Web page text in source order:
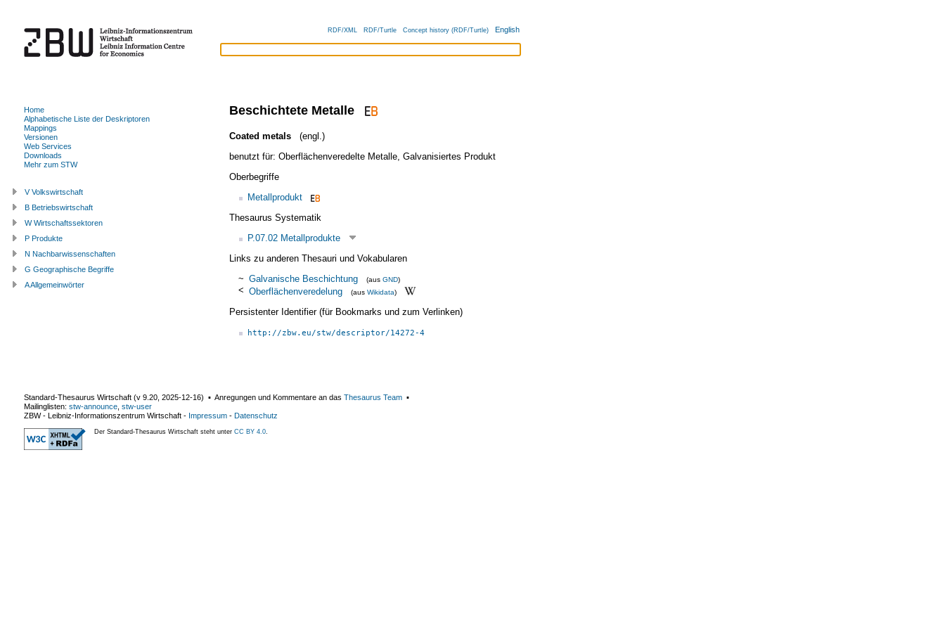
RDF/XML RDF/Turtle Concept history (RDF/Turtle) English
Beschichtete Metalle
Coated metals
(engl.)
benutzt für: Oberflächenveredelte Metalle, Galvanisiertes Produkt
Oberbegriffe
Metallprodukt
Thesaurus Systematik
P.07.02 Metallprodukte
Links zu anderen Thesauri und Vokabularen
~ Galvanische Beschichtung (aus GND)
< Oberflächenveredelung (aus Wikidata)
Persistenter Identifier (für Bookmarks und zum Verlinken)
http://zbw.eu/stw/descriptor/14272-4
Home
Alphabetische Liste der Deskriptoren
Mappings
Versionen
Web Services
Downloads
Mehr zum STW
V Volkswirtschaft
B Betriebswirtschaft
W Wirtschaftssektoren
P Produkte
N Nachbarwissenschaften
G Geographische Begriffe
A Allgemeinwörter
Standard-Thesaurus Wirtschaft (v 9.20 2025-12-16) ▪ Anregungen und Kommentare an das Thesaurus Team ▪
Mailinglisten: stw-announce stw-user
ZBW - Leibniz-Informationszentrum Wirtschaft - Impressum - Datenschutz
Der Standard-Thesaurus Wirtschaft steht unter CC BY 4.0